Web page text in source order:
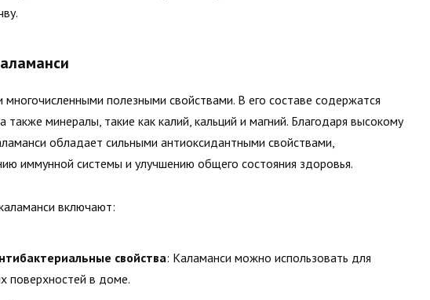
многочисленными полезными свойствами. В его составе содержатся
также минералы, такие как калий, кальций и магний. Благодаря высокому
обладает сильными антиоксидантными свойствами,
иммунной системы и улучшению общего состояния здоровья.
включают:
свойства: Каламанси можно использовать для
поверхностей в доме.